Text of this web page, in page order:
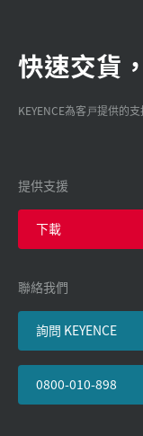
快速交貨
KEYENCE為客戸提供的
提供支援
下載
聯絡我們
詢問 KEYENCE
0800-010-898